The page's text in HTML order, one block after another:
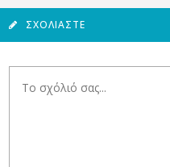
ΣΧΟΛΙΆΣΤΕ